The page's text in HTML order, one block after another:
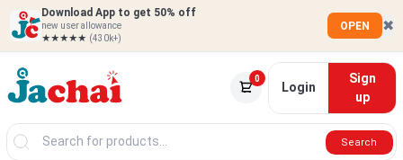
Download App to get 50% off
new user allowance
★★★★★ (430k+)
OPEN ✖
0
Login
Sign
up
Search